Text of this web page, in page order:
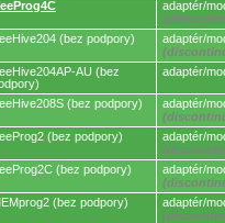
adaptér/
(bez podpory)
adaptér/
AU (bez
adaptér/
(bez podpory) adaptér/
(bez podpory)
adaptér/
(bez podpory)
adaptér/
(bez podpory)
adaptér/